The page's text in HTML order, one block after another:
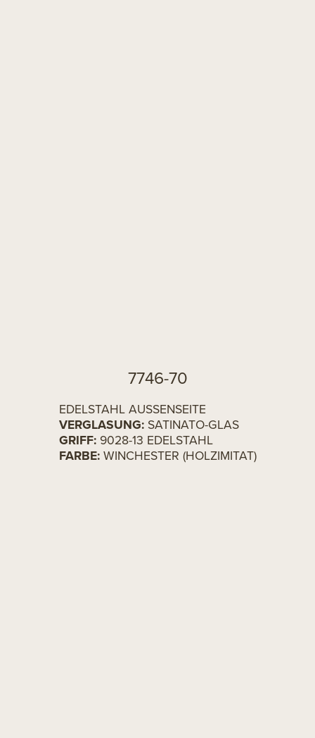
7746-70
EDELSTAHL AUSSENSEITE
VERGLASUNG:SATINATO-GLAS
GRIFF:9028-13 EDELSTAHL
FARBE:WINCHESTER (HOLZIMITAT)